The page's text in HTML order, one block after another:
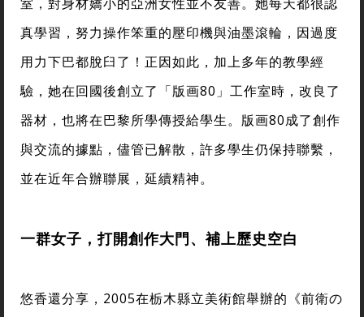
真學習，努力操作笨重的壓印機與油墨滾輪，因過度
用力下巴都脫臼了！正因如此，加上多年的教學經
驗，她在回國後創立了「版画80」工作室時，改良了
器材，也將在巴黎所學傳授給學生。版画80成了創作
與交流的據點，儘管已解散，許多學生仍保持聯繫，
並在近年合辦聯展，延續精神。
一群女子，打開創作大門、補上歷史空白
悠香還分享，2005在栃木縣立美術館舉辦的《前衛の